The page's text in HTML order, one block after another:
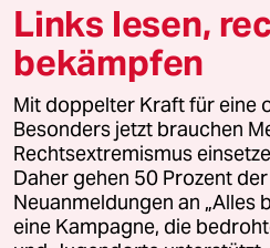
© 2026 taz Verlags und
Alle Rechte vorbehalten. Bei
wenden Sie sich bitte an
lizenzen@taz.de
Feedback Redaktionsstatut
Leitlinie Informant
Links lesen,
bekämpfen
Mit doppelter Kraft für eine
Besonders jetzt brauchen
Rechtsextremismus
Daher gehen 50 Prozent
Neuanmeldungen an „Alles
eine Kampagne, die